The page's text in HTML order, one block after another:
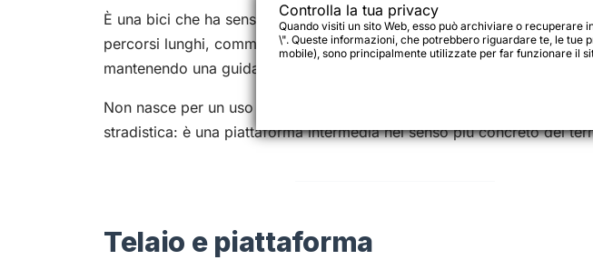
È una bici che ha senso per chi non vuole specializzare troppo
percorsi lunghi, commuting esteso, gravel classico e bikepacking
mantenendo una guida stabile e prevedibile.
Non nasce per un uso tecnico spinto su sterrato, né per una lettura
stradistica: è una piattaforma intermedia nel senso più concreto del
Telaio e piattaforma
Controlla la tua privacy
Quando visiti un sito Web, esso può archiviare o
\". Queste informazioni, che potrebbero riguardare te, le tue
mobile), sono principalmente utilizzate per far funzionare il